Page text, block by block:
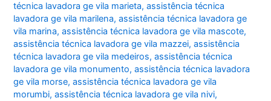
técnica lavadora ge vila marieta,assistência técnica
lavadora ge vila marilena,assistência técnica lavadora ge
vila marina,assistência técnica lavadora ge vila mascote,
assistência técnica lavadora ge vila mazzei,assistência
técnica lavadora ge vila medeiros,assistência técnica
lavadora ge vila monumento,assistência técnica lavadora
ge vila morse,assistência técnica lavadora ge vila
morumbi,assistência técnica lavadora ge vila nivi,